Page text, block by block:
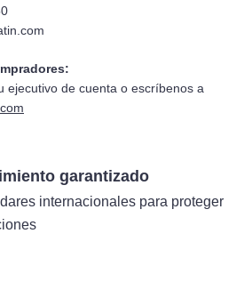
ejecutivo de cuenta o escríbenos a
garantizado
internacionales para proteger